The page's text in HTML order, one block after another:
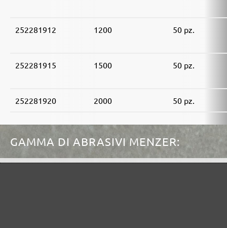
252281912 1200 50 pz.
252281915 1500 50 pz.
252281920 2000 50 pz.
GAMMA DI ABRASIVI MENZER: